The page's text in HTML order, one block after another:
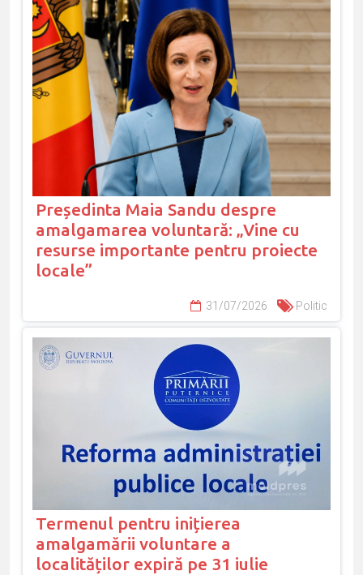
Președinta Maia Sandu despre
amalgamarea voluntară: „Vine cu
resurse importante pentru proiecte
locale”
31/07/2026 Politic
Termenul pentru inițierea
amalgamării voluntare a
localităților expiră pe 31 iulie